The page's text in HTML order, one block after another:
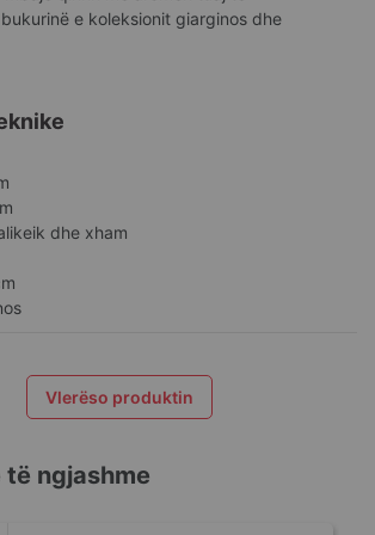
e koleksionit giarginos dhe
dhe xham
Vlerëso produktin
të ngjashme